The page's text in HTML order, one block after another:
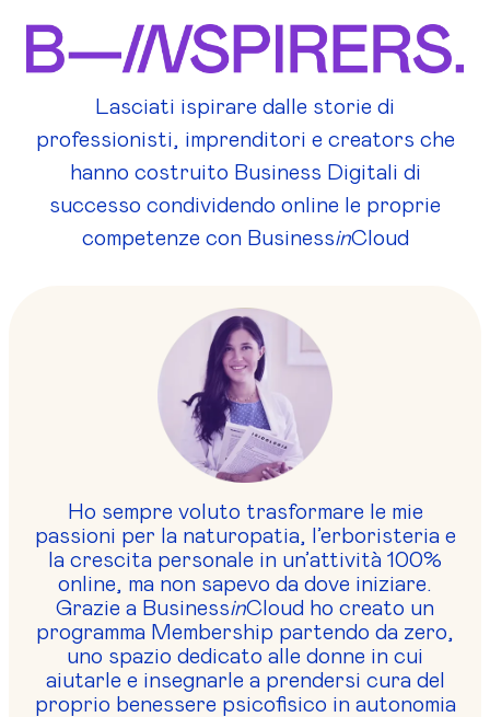
Lasciati ispirare dalle storie di
professionisti, imprenditori e creators che
hanno costruito Business Digitali di
successo condividendo online le proprie
competenze con BusinessinCloud
Ho sempre voluto trasformare le mie
passioni per la naturopatia, l’erboristeria e
la crescita personale in un’attività 100%
online, ma non sapevo da dove iniziare.
Grazie a BusinessinCloud ho creato un
programma Membership partendo da zero,
uno spazio dedicato alle donne in cui
aiutarle e insegnarle a prendersi cura del
proprio benessere psicofisico in autonomia